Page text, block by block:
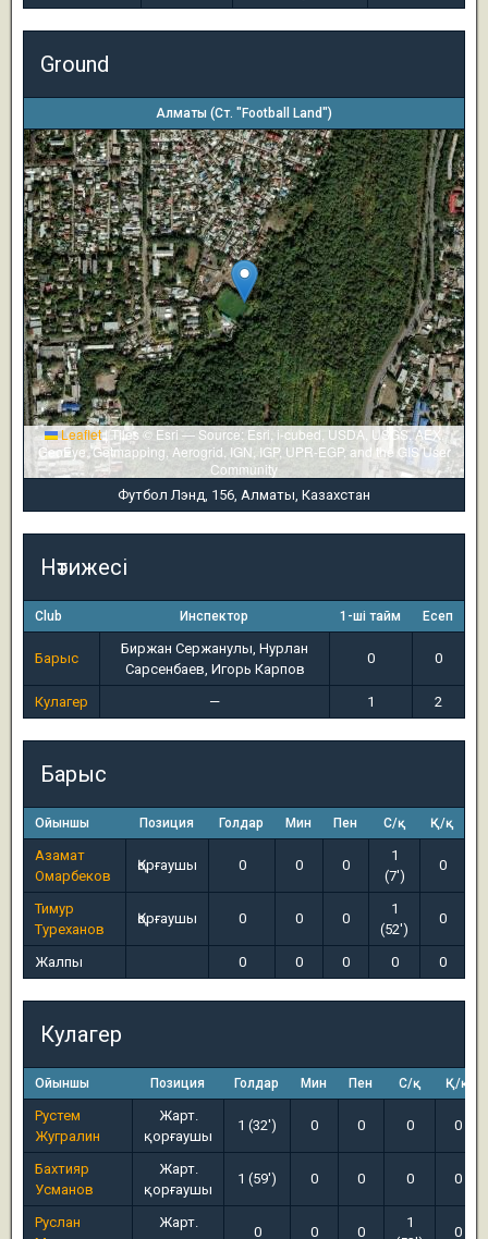
Ground
Алматы (Ст. "Football Land")
Leaflet|Tiles © Esri — Source: Esri, i-cubed, USDA, USGS, AEX,
GeoEye, Getmapping, Aerogrid, IGN, IGP, UPR-EGP, and the GIS User
Community
Футбол Лэнд, 156, Алматы, Казахстан
Нәтижесі
Club Инспектор 1-ші тайм Есеп
Барыс
Биржан Сержанулы, Нурлан
Сарсенбаев, Игорь Карпов
0 0
Кулагер — 1 2
Барыс
Ойыншы Позиция Голдар Мин Пен С/қ Қ/қ
Азамат
Омарбеков
Қорғаушы 0 0 0
1
(7')
0
Тимур
Туреханов
Қорғаушы 0 0 0
1
(52')
0
Жалпы 0 0 0 0 0
Кулагер
Ойыншы Позиция Голдар Мин Пен С/қ Қ/қ
Рустем
Жугралин
Жарт.
қорғаушы
1 (32') 0 0 0 0
Бахтияр
Усманов
Жарт.
қорғаушы
1 (59') 0 0 0 0
Руслан
Жарт.
0 0 0
1
0